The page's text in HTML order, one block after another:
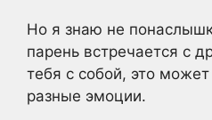
Но я знаю не
парень встречается с
тебя с собой, это
разные эмоции.